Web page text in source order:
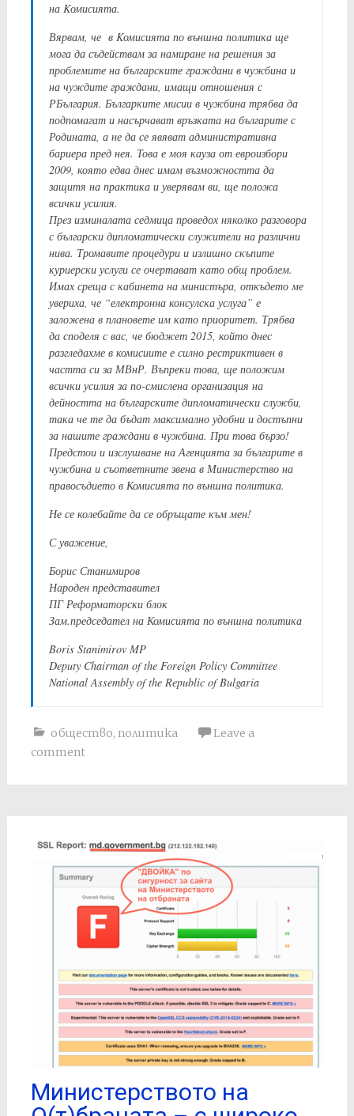
на Kомисията.
Вярвам, че в Kомисията по външна политика ще
мога да съдействам за намиране на решения за
проблемите на българските граждани в чужбина и
на чуждите граждани, имащи отношения с
РБългария. Българките мисии в чужбина трябва да
подпомагат и насърчават връзката на българите с
Родината, а не да се явяват административна
бариера пред нея. Това е моя кауза от евроизбори
2009, която едва днес имам възможността да
защитя на практика и уверявам ви, ще положа
всички усилия.
Прeз изминалата седмица проведох няколко разговора
с български дипломатически служители на различни
нива. Тромавите процедури и излишно скъпите
куриерски услуги се очертават като общ проблем.
Имах среща с кабинета на министъра, откъдето ме
увериха, че “електронна консулска услуга” е
заложена в плановете им като приоритет. Трябва
да споделя с вас, че бюджет 2015, който днес
разгледахме в комисиите е силно рестриктивен в
частта си за МВнР. Въпреки това, ще положим
всички усилия за по-смислена организация на
дейността на българските дипломатически служби,
така че те да бъдат максимално удобни и достъпни
за нашите граждани в чужбина. При това бързо!
Предстои и изслушване на Агенцията за българите в
чужбина и съответните звена в Министерство на
правосъдието в Комисията по външна политика.
Не се колебайте да се обръщате към мен!
С уважение,
Борис Станимиров
Народен представител
ПГ Реформаторски блок
Зам.председател на Комисията по външна политика
Boris Stanimirov MP
Deputy Chairman of the Foreign Policy Committee
National Assembly of the Republic of Bulgaria
общество, политика
Leave a
comment
Министерството на